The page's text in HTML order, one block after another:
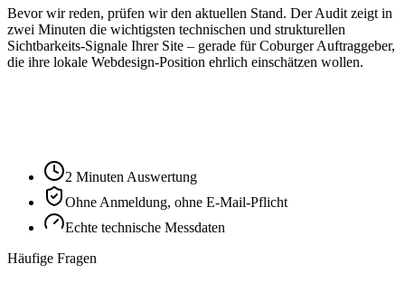
Bevor wir reden, prüfen wir den aktuellen Stand. Der Audit zeigt in
zwei Minuten die wichtigsten technischen und strukturellen
Sichtbarkeits-Signale Ihrer Site – gerade für Coburger Auftraggeber,
die ihre lokale Webdesign-Position ehrlich einschätzen wollen.
2 Minuten Auswertung
Ohne Anmeldung, ohne E-Mail-Pflicht
Echte technische Messdaten
Häufige Fragen